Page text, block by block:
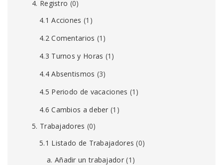
4. Registro (0)
4.1 Acciones (1)
4.2 Comentarios (1)
4.3 Turnos y Horas (1)
4.4 Absentismos (3)
4.5 Periodo de vacaciones (1)
4.6 Cambios a deber (1)
5. Trabajadores (0)
5.1 Listado de Trabajadores (0)
a. Añadir un trabajador(1)